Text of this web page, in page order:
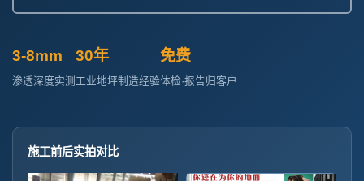
3-8mm
渗透深度实测
30年
工业地坪制造经验
免费
体检·报告归客户
施工前后实拍对比